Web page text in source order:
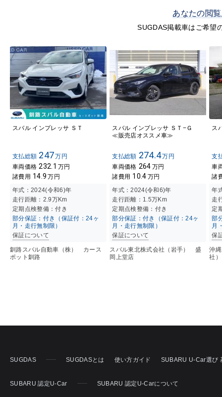
あなたの閲
SUGDAS掲載車はご希望
スバル インプレッサ ＳＴ
支払総額 247万円
車両価格 232.1 万円
諸費用 14.9 万円
年式：2024(令和6)年
走行距離： 2.9万Km
定期点検整備：付き
部分保証：付き（保証付：24ヶ
月・走行無制限）
保証について
釧路スバル自動車（株） カース
ポット釧路
スバル インプレッサ ＳＴ−Ｇ
≪販売店オススメ車≫
支払総額 274.4万円
車両価格 264 万円
諸費用 10.4 万円
年式：2024(令和6)年
走行距離： 1.5万Km
定期点検整備：付き
部分保証：付き（保証付：24ヶ
月・走行無制限）
保証について
スバル東北株式会社（岩手） 盛
岡上堂店
ス
支
車
諸
年
走
定
部
月
保
沖
社
SUGDAS SUGDASとは 使い方ガイド SUBARU U-Car選び
SUBARU 認定U-Car SUBARU 認定U-Carについて